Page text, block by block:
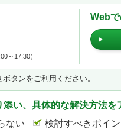
～17:30）
Web
タンをご利用ください。
い、具体的な解決方法を
ない
検討すべきポイ